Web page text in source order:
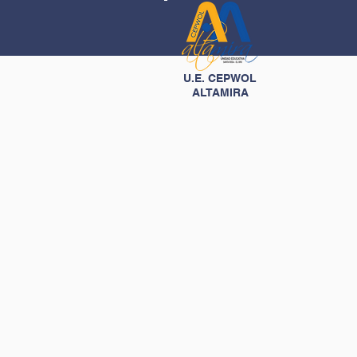
U.E. CEPWOL
ALTAMIRA